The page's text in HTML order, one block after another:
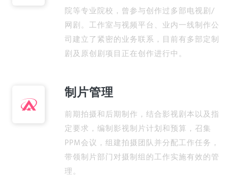
院等专业院校，曾参与创作过多部电视剧/
网剧。工作室与视频平台、业内一线制作公
司建立了紧密的业务联系，目前有多部定制
剧及原创剧项目正在创作进行中。
制片管理
前期拍摄和后期制作，结合影视剧本以及指
定要求，编制影视制片计划和预算，召集
PPM会议，组建拍摄团队并分配工作任务，
带领制片部门对摄制组的工作实施有效的管
理。